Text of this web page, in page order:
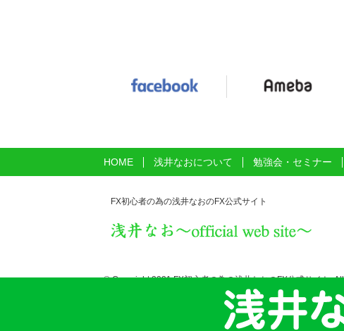
HOME 浅井なおについて 勉強会・セミナー
FX初心者の為の浅井なおのFX公式サイト
© Copyright 2021 FX初心者の為の浅井なおのFX公式サイト.